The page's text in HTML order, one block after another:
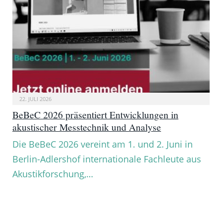
22. JULI 2026
BeBeC 2026 präsentiert Entwicklungen in
akustischer Messtechnik und Analyse
Die BeBeC 2026 vereint am 1. und 2. Juni in
Berlin-Adlershof internationale Fachleute aus
Akustikforschung,…